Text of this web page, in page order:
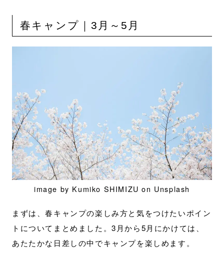
春キャンプ｜3月～5月
image by Kumiko SHIMIZU on Unsplash
まずは、春キャンプの楽しみ方と気をつけたいポイン
トについてまとめました。3月から5月にかけては、
あたたかな日差しの中でキャンプを楽しめます。